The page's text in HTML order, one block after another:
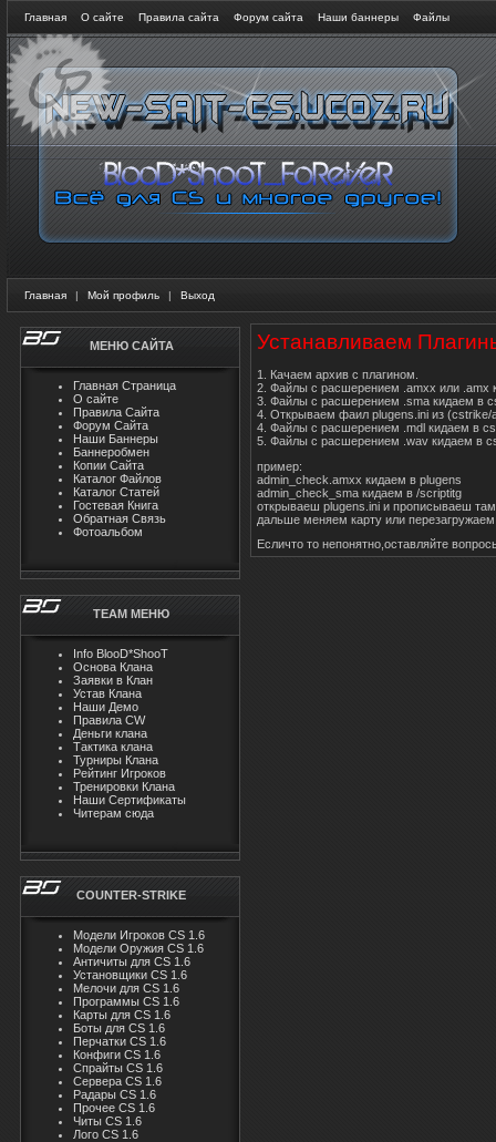
Главная О сайте Правила сайта Форум сайта Наши баннеры Файлы
Главная | Мой профиль | Выход
МЕНЮ САЙТА
Главная Страница
О сайте
Правила Сайта
Форум Сайта
Наши Баннеры
Баннеробмен
Копии Сайта
Каталог Файлов
Каталог Статей
Гостевая Книга
Обратная Связь
Фотоальбом
TEAM MЕНЮ
Info BlooD*ShooT
Основа Клана
Заявки в Клан
Устав Клана
Наши Демо
Правила CW
Деньги клана
Тактика клана
Турниры Клана
Рейтинг Игроков
Тренировки Клана
Наши Сертификаты
Читерам сюда
COUNTER-STRIKE
Модели Игроков CS 1.6
Модели Оружия CS 1.6
Античиты для CS 1.6
Установщики CS 1.6
Мелочи для CS 1.6
Программы CS 1.6
Карты для CS 1.6
Боты для CS 1.6
Перчатки CS 1.6
Конфиги CS 1.6
Спрайты CS 1.6
Сервера CS 1.6
Радары CS 1.6
Прочее CS 1.6
Читы CS 1.6
Лого CS 1.6
Устанавливаем
1. Качаем архив с плагином.
2. Файлы с расшерением .amxx или .amx
3. Файлы с расшерением .sma кидаем в
4. Открываем фаил plugens.ini из (cstrike/
4. Файлы с расшерением .mdl кидаем в
5. Файлы с расшерением .wav кидаем в
пример:
admin_check.amxx кидаем в plugens
admin_check_sma кидаем в /scriptitg
открываеш plugens.ini и прописываеш
дальше меняем карту или
Есличто то непонятно,оставляйте